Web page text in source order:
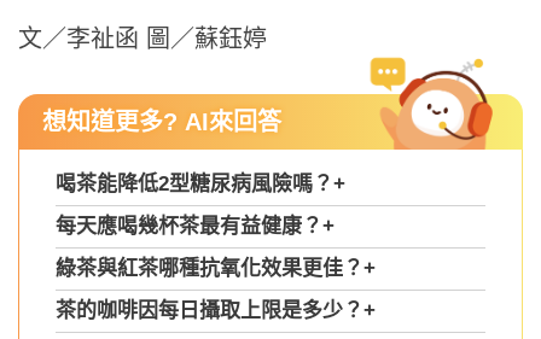
文／李祉函 圖／蘇鈺婷
想知道更多? AI來回答
喝茶能降低2型糖尿病風險嗎？+
每天應喝幾杯茶最有益健康？+
綠茶與紅茶哪種抗氧化效果更佳？+
茶的咖啡因每日攝取上限是多少？+